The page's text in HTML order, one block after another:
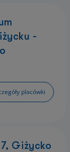
-
placówki
Giżycko